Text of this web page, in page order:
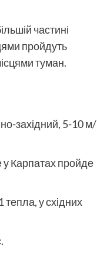
частині
пройдуть
туман.
західний, 5-10 м/
Карпатах пройде
тепла, у східних